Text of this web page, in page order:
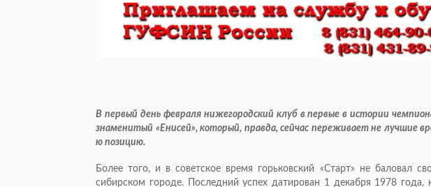
В первый день февраля нижегородский клуб в первые в истории
знаменитый «Енисей», который, правда, сейчас переживает не лучшие
ю позицию.
Более того, и в советское время горьковский «Старт» не баловал
сибирском городе. Последний успех датирован 1 декабря 1978 года,